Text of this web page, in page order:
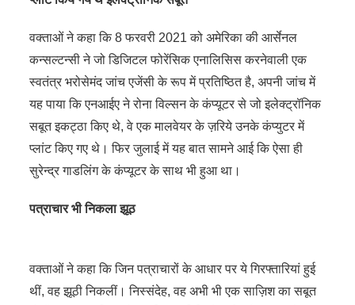
वक्ताओं ने कहा कि 8 फरवरी 2021 को अमेरिका की आर्सेनल
कन्सल्टन्सी ने जो डिजिटल फोरेंसिक एनालिसिस करनेवाली एक
स्वतंत्र भरोसेमंद जांच एजेंसी के रूप में प्रतिष्ठित है, अपनी जांच में
यह पाया कि एनआईए ने रोना विल्सन के कंप्यूटर से जो इलेक्ट्रॉनिक
सबूत इकट्ठा किए थे, वे एक मालवेयर के ज़रिये उनके कंप्युटर में
प्लांट किए गए थे। फिर जुलाई में यह बात सामने आई कि ऐसा ही
सुरेन्द्र गाडलिंग के कंप्यूटर के साथ भी हुआ था।
पत्राचार भी निकला झूठ
वक्ताओं ने कहा कि जिन पत्राचारों के आधार पर ये गिरफ्तारियां हुई
थीं, वह झूठी निकलीं। निस्संदेह, वह अभी भी एक साज़िश का सबूत